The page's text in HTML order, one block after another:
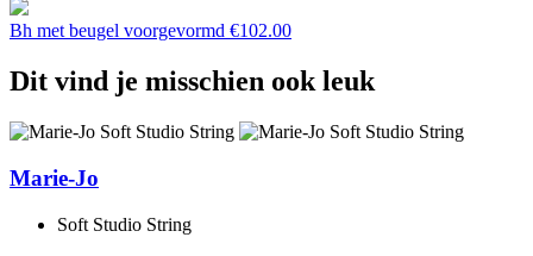
Bh met beugel voorgevormd €102.00
Dit vind je misschien ook leuk
Marie-Jo
Soft Studio String